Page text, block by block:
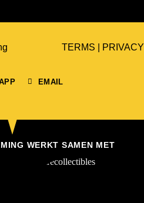
EMAIL
TERMS PRIVACY
WERKT SAMEN MET